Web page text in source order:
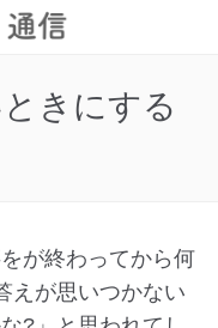
きにする
が終わってから何
えが思いつかない